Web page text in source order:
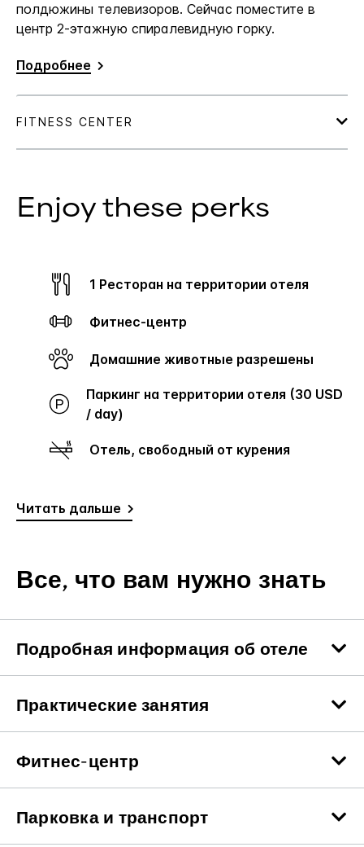
полдюжины телевизоров. Сейчас поместите в
центр 2-этажную спиралевидную горку.
Подробнее
Enjoy these perks
1 Ресторан на территории отеля
Фитнес-центр
Домашние животные разрешены
Паркинг на территории отеля (30 USD
/ day)
Отель, свободный от курения
Читать дальше
Все, что вам нужно знать
Подробная информация об отеле
Практические занятия
Фитнес-центр
Парковка и транспорт